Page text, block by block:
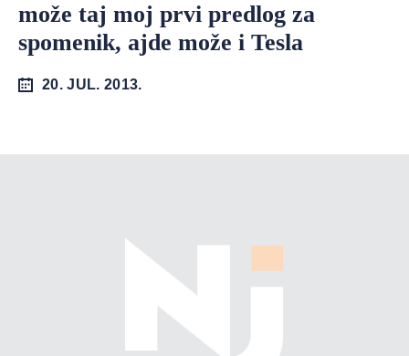
može taj moj prvi predlog za
spomenik, ajde može i Tesla
20. JUL. 2013.